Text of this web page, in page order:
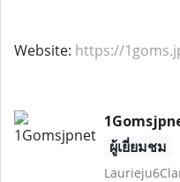
Website: https://
ผู้เยี่ยมชม